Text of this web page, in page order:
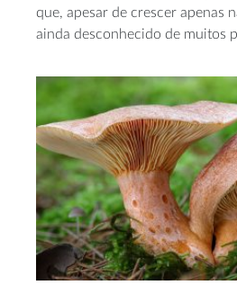
que, apesar de crescer apenas
ainda desconhecido de muitos